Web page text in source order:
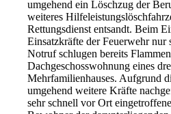
umgehend ein Löschzug der
weiteres
Rettungsdienst entsandt. Beim
Einsatzkräfte der Feuerwehr nur
Notruf schlugen bereits
Dachgeschosswohnung eines
Mehrfamilienhauses. Aufgrund
umgehend weitere Kräfte
sehr schnell vor Ort